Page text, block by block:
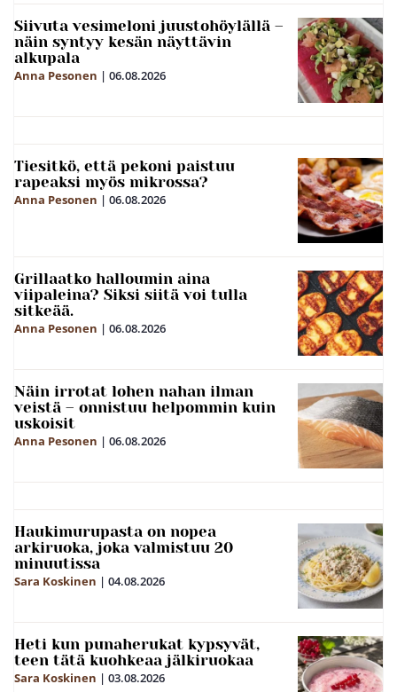
Siivuta vesimeloni juustohöylällä –
näin syntyy kesän näyttävin
alkupala
Anna Pesonen | 06.08.2026
Tiesitkö, että pekoni paistuu
rapeaksi myös mikrossa?
Anna Pesonen | 06.08.2026
Grillaatko halloumin aina
viipaleina? Siksi siitä voi tulla
sitkeää.
Anna Pesonen | 06.08.2026
Näin irrotat lohen nahan ilman
veistä – onnistuu helpommin kuin
uskoisit
Anna Pesonen | 06.08.2026
Haukimurupasta on nopea
arkiruoka, joka valmistuu 20
minuutissa
Sara Koskinen | 04.08.2026
Heti kun punaherukat kypsyvät,
teen tätä kuohkeaa jälkiruokaa
Sara Koskinen | 03.08.2026